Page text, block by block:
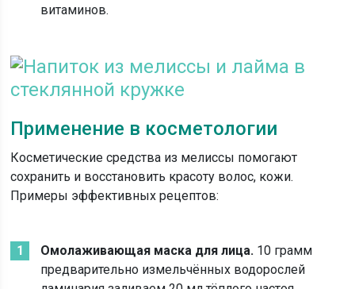
витаминов.
Применение в косметологии
Косметические средства из мелиссы помогают
сохранить и восстановить красоту волос, кожи.
Примеры эффективных рецептов:
Омолаживающая маска для лица. 10 грамм
предварительно измельчённых водорослей